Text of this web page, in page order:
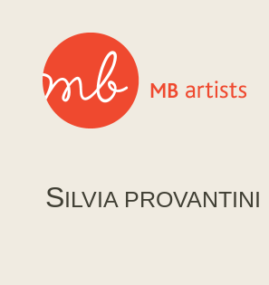
SILVIA PROVANTINI